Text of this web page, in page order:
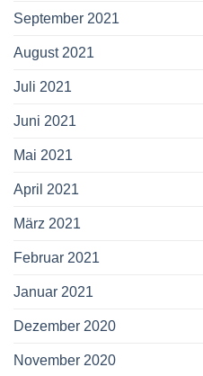
September 2021
August 2021
Juli 2021
Juni 2021
Mai 2021
April 2021
März 2021
Februar 2021
Januar 2021
Dezember 2020
November 2020